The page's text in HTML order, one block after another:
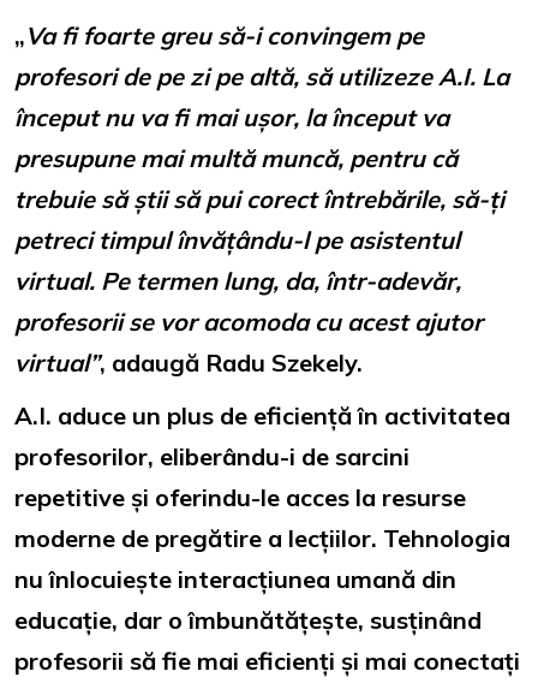
„Va fi foarte greu să-i convingem pe
profesori de pe zi pe altă, să utilizeze A.I. La
început nu va fi mai ușor, la început va
presupune mai multă muncă, pentru că
trebuie să știi să pui corect întrebările, să-ți
petreci timpul învățându-l pe asistentul
virtual. Pe termen lung, da, într-adevăr,
profesorii se vor acomoda cu acest ajutor
virtual”, adaugă Radu Szekely.
A.I. aduce un plus de eficiență în activitatea
profesorilor, eliberându-i de sarcini
repetitive și oferindu-le acces la resurse
moderne de pregătire a lecțiilor. Tehnologia
nu înlocuiește interacțiunea umană din
educație, dar o îmbunătățește, susținând
profesorii să fie mai eficienți și mai conectați